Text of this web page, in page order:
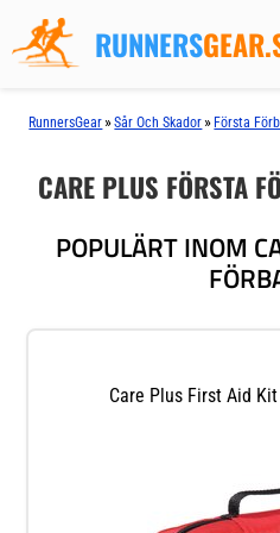
RUNNERS
RunnersGear »Sår Och Skador » Första
CARE PLUS FÖRSTA
POPULÄRT INOM
Care Plus First Aid